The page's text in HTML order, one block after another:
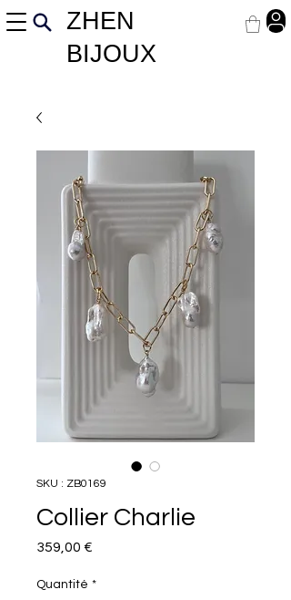
ZHEN
BIJOUX
SKU : ZB0169
Collier Charlie
359,00 €
Quantité *